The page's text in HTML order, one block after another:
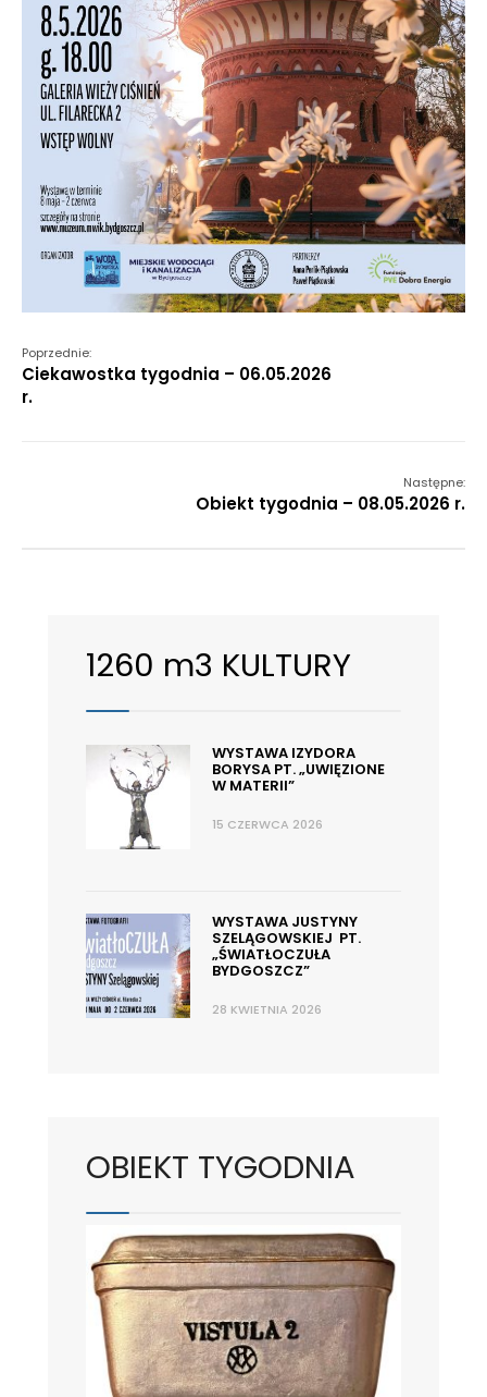
Poprzednie:
Ciekawostka tygodnia – 06.05.2026
r.
Następne:
Obiekt tygodnia – 08.05.2026 r.
1260 m3 KULTURY
WYSTAWA IZYDORA
BORYSA PT. „UWIĘZIONE
W MATERII”
15 CZERWCA 2026
WYSTAWA JUSTYNY
SZELĄGOWSKIEJ PT.
„ŚWIATŁOCZUŁA
BYDGOSZCZ”
28 KWIETNIA 2026
OBIEKT TYGODNIA